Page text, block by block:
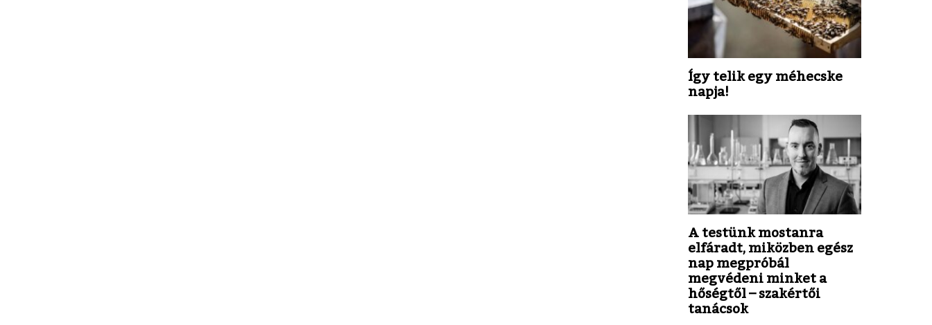
Így telik egy méhecske
napja!
A testünk mostanra
elfáradt, miközben egész
nap megpróbál
megvédeni minket a
hőségtől – szakértői
tanácsok